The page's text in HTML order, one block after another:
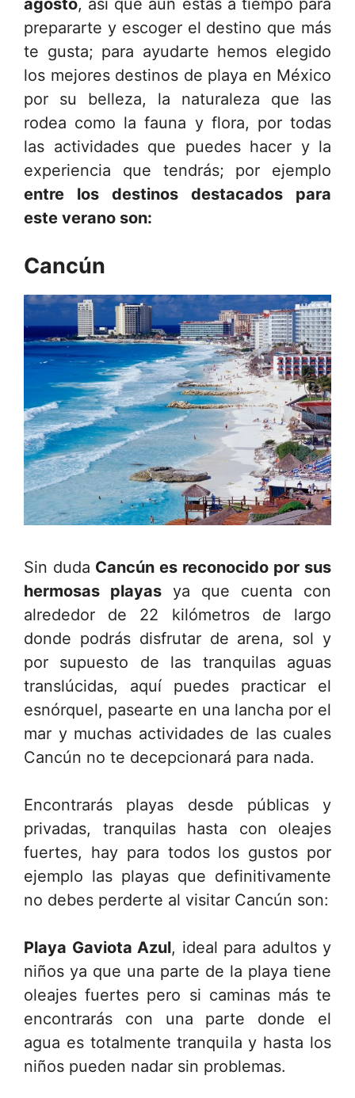
agosto, así que aún estás a tiempo para
prepararte y escoger el destino que más
te gusta; para ayudarte hemos elegido
los mejores destinos de playa en México
por su belleza, la naturaleza que las
rodea como la fauna y flora, por todas
las actividades que puedes hacer y la
experiencia que tendrás; por ejemplo
entre los destinos destacados para
este verano son:
Cancún
Sin duda Cancún es reconocido por sus
hermosas playas ya que cuenta con
alrededor de 22 kilómetros de largo
donde podrás disfrutar de arena, sol y
por supuesto de las tranquilas aguas
translúcidas, aquí puedes practicar el
esnórquel, pasearte en una lancha por el
mar y muchas actividades de las cuales
Cancún no te decepcionará para nada.
Encontrarás playas desde públicas y
privadas, tranquilas hasta con oleajes
fuertes, hay para todos los gustos por
ejemplo las playas que definitivamente
no debes perderte al visitar Cancún son:
Playa Gaviota Azul, ideal para adultos y
niños ya que una parte de la playa tiene
oleajes fuertes pero si caminas más te
encontrarás con una parte donde el
agua es totalmente tranquila y hasta los
niños pueden nadar sin problemas.